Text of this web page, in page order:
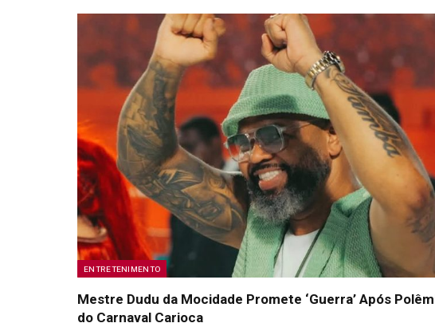
ENTRETENIMENTO
Mestre Dudu da Mocidade Promete ‘Guerra’ Após
do Carnaval Carioca